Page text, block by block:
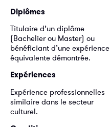
Diplômes
Titulaire d’un diplôme
(Bachelier ou Master) ou
bénéficiant d’une expérience
équivalente démontrée.
Expériences
Expérience professionnelles
similaire dans le secteur
culturel.